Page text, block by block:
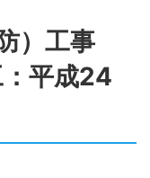
）工事
：平成24